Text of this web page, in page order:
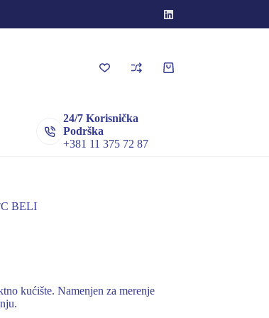
Korpa
24/7 Korisnička
Podrška
+381 11 375 72 87
BELI
kućište. Namenjen za merenje